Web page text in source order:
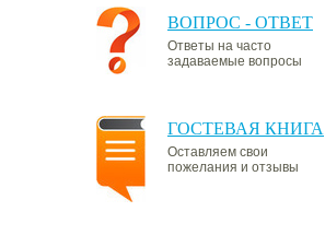
ВОПРОС - ОТВЕТ
Ответы на часто
задаваемые вопросы
ГОСТЕВАЯ КНИГА
Оставляем свои
пожелания и отзывы